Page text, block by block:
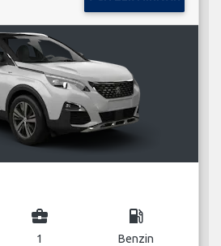
business_center
1
local_gas_station
Benzin